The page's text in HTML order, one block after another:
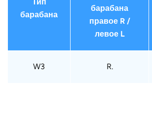
Тип
барабана
барабана
правое R /
левое L
W3 R.